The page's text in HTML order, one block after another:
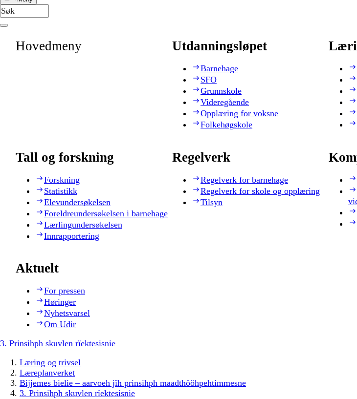
Hovedmeny Utdanningsløpet
Barnehage
SFO
Grunnskole
Videregående
Opplæring for voksne
Folkehøgskole
Tall og forskning
Forskning
Statistikk
Elevundersøkelsen
Foreldreundersøkelsen i barnehage
Lærlingundersøkelsen
Innrapportering
Regelverk
Regelverk for barnehage
Regelverk for skole og opplæring
Tilsyn
Aktuelt
For pressen
Høringer
Nyhetsvarsel
Om Udir
3. Prinsihph skuvlen rïektesisnie
Læring og trivsel
Læreplanverket
Bijjemes bielie – aarvoeh jïh prinsihph maadthööhpehtimmesne
3. Prinsihph skuvlen rïektesisnie